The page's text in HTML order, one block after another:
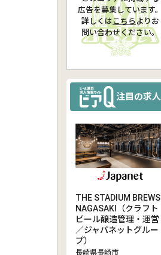
広告を募集しています。
詳しくは こちらより お
問い合わせください。
注目の求人
THE STADIUM BREWS
NAGASAKI（クラフト
ビール醸造管理・運営
／ジャパネットグルー
プ）
長崎県長崎市